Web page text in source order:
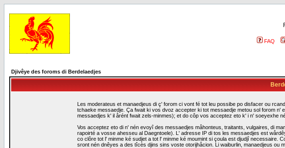
FAQ
Djivêye des foroms di Berdelaedjes
Les moderateus et manaedjeus di ç' forom ci vont fé tot leu possibe po disfacer ou
tchaeke messaedje. Ça fwait ki vos dvoz accepter ki tot messaedje metou sol forom
messaedjes k' il årént fwait zels-minmes); et do côp vos acceptez eto k' i n' soeyexhe
Vos acceptez eto di n' nén evoyî des messaedjes måhonteus, traitants, vulgaires, di
rapoirté a vosse ahesseu al Daegntoele). L' adresse IP di tos les messaedjes est
co clôre tot l' minme ké sudjet a tot l' minme ké moumint si çoula est djudjî
sront nén dnêyes a des tîcès djins sins voste otorijhåcion. Li waiburlin, manaedjeus